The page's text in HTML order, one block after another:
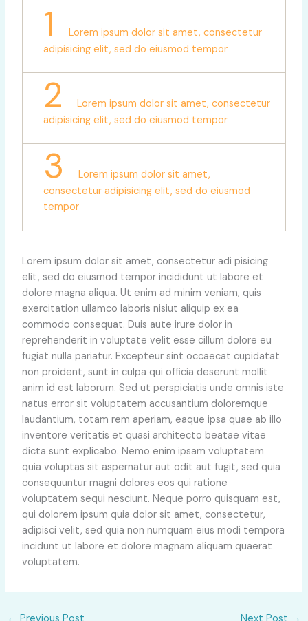
1
Lorem ipsum dolor sit amet, consectetur
adipisicing elit, sed do eiusmod tempor
2
Lorem ipsum dolor sit amet, consectetur
adipisicing elit, sed do eiusmod tempor
3
Lorem ipsum dolor sit amet,
consectetur adipisicing elit, sed do eiusmod
tempor
Lorem ipsum dolor sit amet, consectetur adi pisicing
elit, sed do eiusmod tempor incididunt ut labore et
dolore magna aliqua. Ut enim ad minim veniam, quis
exercitation ullamco laboris nisiut aliquip ex ea
commodo consequat. Duis aute irure dolor in
reprehenderit in voluptate velit esse cillum dolore eu
fugiat nulla pariatur. Excepteur sint occaecat cupidatat
non proident, sunt in culpa qui officia deserunt mollit
anim id est laborum. Sed ut perspiciatis unde omnis iste
natus error sit voluptatem accusantium doloremque
laudantium, totam rem aperiam, eaque ipsa quae ab illo
inventore veritatis et quasi architecto beatae vitae
dicta sunt explicabo. Nemo enim ipsam voluptatem
quia voluptas sit aspernatur aut odit aut fugit, sed quia
consequuntur magni dolores eos qui ratione
voluptatem sequi nesciunt. Neque porro quisquam est,
qui dolorem ipsum quia dolor sit amet, consectetur,
adipisci velit, sed quia non numquam eius modi tempora
incidunt ut labore et dolore magnam aliquam quaerat
voluptatem.